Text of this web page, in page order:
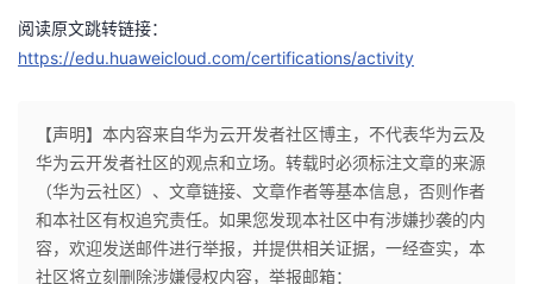
阅读原文跳转链接：
https://edu.huaweicloud.com/certifications/activity
【声明】本内容来自华为云开发者社区博主，不代表华为云及
华为云开发者社区的观点和立场。转载时必须标注文章的来源
（华为云社区）、文章链接、文章作者等基本信息，否则作者
和本社区有权追究责任。如果您发现本社区中有涉嫌抄袭的内
容，欢迎发送邮件进行举报，并提供相关证据，一经查实，本
社区将立刻删除涉嫌侵权内容，举报邮箱：